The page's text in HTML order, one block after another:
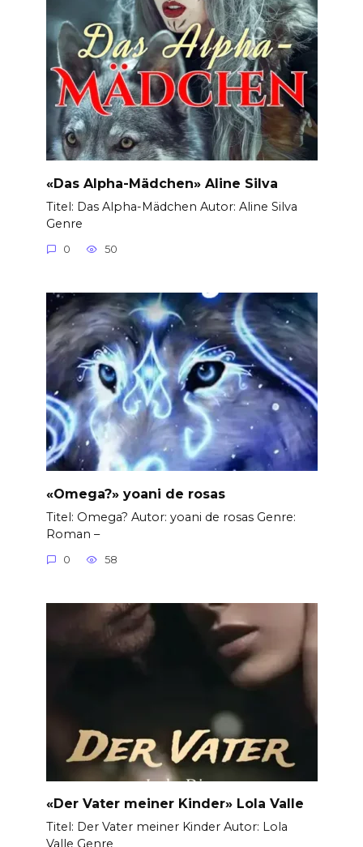
«Das Alpha-Mädchen» Aline Silva
Titel: Das Alpha-Mädchen Autor: Aline Silva
Genre
0 50
«Omega?» yoani de rosas
Titel: Omega? Autor: yoani de rosas Genre:
Roman –
0 58
«Der Vater meiner Kinder» Lola Valle
Titel: Der Vater meiner Kinder Autor: Lola
Valle Genre